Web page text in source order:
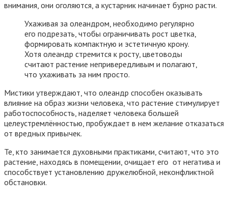
внимания, они оголяются, а кустарник начинает бурно расти.
Ухаживая за олеандром, необходимо регулярно
его подрезать, чтобы ограничивать рост цветка,
формировать компактную и эстетичную крону.
Хотя олеандр стремится к росту, цветоводы
считают растение непривередливым и полагают,
что ухаживать за ним просто.
Мистики утверждают, что олеандр способен оказывать
влияние на образ жизни человека, что растение стимулирует
работоспособность, наделяет человека большей
целеустремлённостью, пробуждает в нем желание отказаться
от вредных привычек.
Те, кто занимается духовными практиками, считают, что это
растение, находясь в помещении, очищает его от негатива и
способствует установлению дружелюбной, неконфликтной
обстановки.